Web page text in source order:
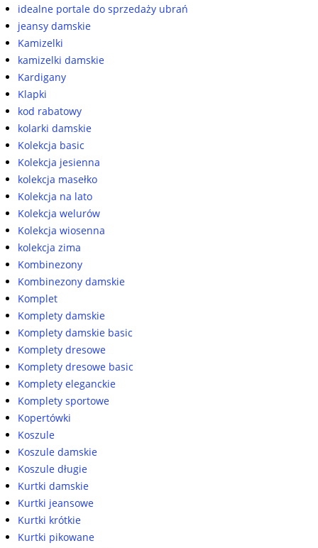
idealne portale do sprzedaży ubrań
jeansy damskie
Kamizelki
kamizelki damskie
Kardigany
Klapki
kod rabatowy
kolarki damskie
Kolekcja basic
Kolekcja jesienna
kolekcja masełko
Kolekcja na lato
Kolekcja welurów
Kolekcja wiosenna
kolekcja zima
Kombinezony
Kombinezony damskie
Komplet
Komplety damskie
Komplety damskie basic
Komplety dresowe
Komplety dresowe basic
Komplety eleganckie
Komplety sportowe
Kopertówki
Koszule
Koszule damskie
Koszule długie
Kurtki damskie
Kurtki jeansowe
Kurtki krótkie
Kurtki pikowane